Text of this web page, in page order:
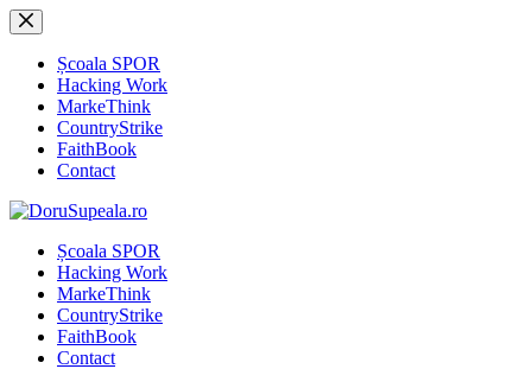
Sari
la
conținutȘcoala SPOR
Hacking Work
MarkeThink
CountryStrike
FaithBook
Contact
Școala SPOR
Hacking Work
MarkeThink
CountryStrike
FaithBook
Contact